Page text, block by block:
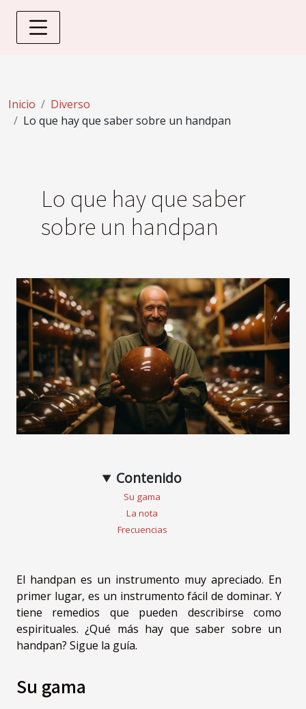
Inicio
Diverso
Lo que hay que saber sobre un handpan
Lo que hay que saber
sobre un handpan
Contenido
Su gama
La nota
Frecuencias
El handpan es un instrumento muy apreciado. En
primer lugar, es un instrumento fácil de dominar. Y
tiene remedios que pueden describirse como
espirituales. ¿Qué más hay que saber sobre un
handpan? Sigue la guía.
Su gama